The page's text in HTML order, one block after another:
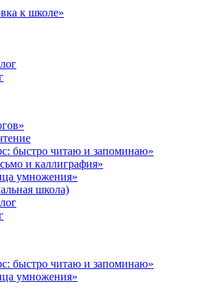
к школе»
быстро читаю и запоминаю»
и каллиграфия»
умножения»
школа)
быстро читаю и запоминаю»
умножения»